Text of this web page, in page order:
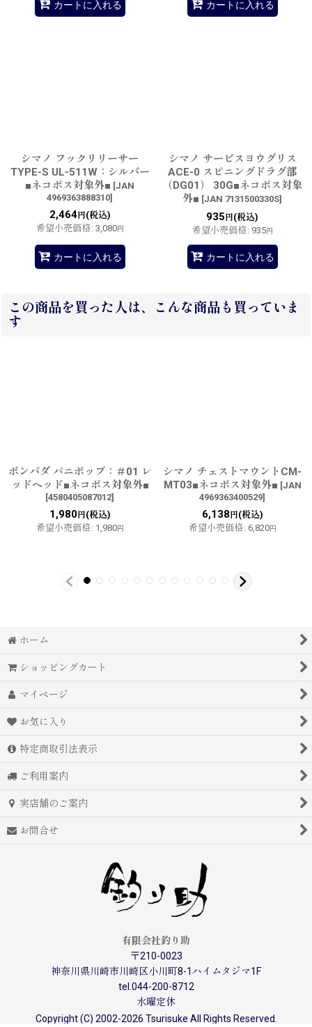
カートに入れる カートに入れる
シマノ フックリリーサー
TYPE-S UL-511W：シルバー
■ネコポス対象外■ [JAN
4969363888310]
2,464円(税込)
希望小売価格: 3,080円
カートに入れる
シマノ サービスヨウグリス
ACE-0 スピニングドラグ部
（DG01） 30G■ネコポス対象
外■ [JAN 7131500330S]
935 円(税込)
希望小売価格: 935円
カートに入れる
この商品を買った人は、こんな商品も買っていま
す
ボンバダ パニポップ：＃01 レ
ッドヘッド■ネコポス対象外■
[4580405087012]
1,980円(税込)
希望小売価格: 1,980円
シマノ チェストマウントCM-
MT03■ネコポス対象外■ [JAN
4969363400529]
6,138 円(税込)
希望小売価格: 6,820円
ホーム
ショッピングカート
マイページ
お気に入り
特定商取引法表示
ご利用案内
実店舗のご案内
お問合せ
有限会社釣り助
〒210-0023
神奈川県川崎市川崎区小川町8-1ハイムタジマ1F
tel.044-200-8712
水曜定休
Copyright (C) 2002-2026 Tsurisuke All Rights Reserved.